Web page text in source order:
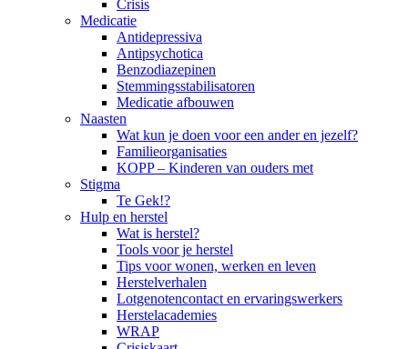
Crisis
Medicatie
Antidepressiva
Antipsychotica
Benzodiazepinen
Stemmingsstabilisatoren
Medicatie afbouwen
Naasten
Wat kun je doen voor een ander en jezelf?
Familieorganisaties
KOPP – Kinderen van ouders met
Stigma
Te Gek!?
Hulp en herstel
Wat is herstel?
Tools voor je herstel
Tips voor wonen, werken en leven
Herstelverhalen
Lotgenotencontact en ervaringswerkers
Herstelacademies
WRAP